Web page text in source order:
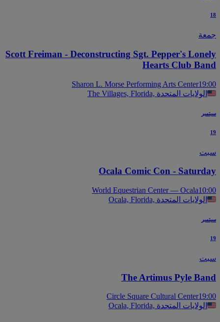
Scott Freiman - Deconstructing Sgt. Pepper's
Hearts Club
Sharon L. Morse Performing Arts Center
The Villages, Florida, الولايات المتحدة
Ocala Comic Con -
World Equestrian Center — Ocala
Ocala, Florida, الولايات المتحدة
The Artimus Pyle
Circle Square Cultural Center
Ocala, Florida, الولايات المتحدة